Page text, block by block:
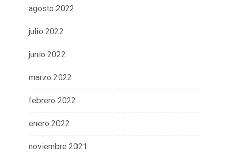
agosto 2022
julio 2022
junio 2022
marzo 2022
febrero 2022
enero 2022
noviembre 2021